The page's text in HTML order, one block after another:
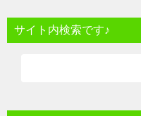
サイト内検索です♪